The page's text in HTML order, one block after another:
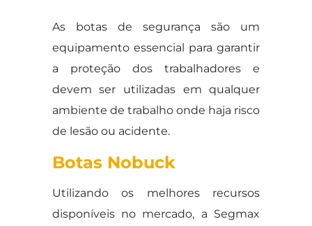
As botas de segurança são um
equipamento essencial para garantir
a proteção dos trabalhadores e
devem ser utilizadas em qualquer
ambiente de trabalho onde haja risco
de lesão ou acidente.
Botas Nobuck
Utilizando os melhores recursos
disponíveis no mercado, a Segmax